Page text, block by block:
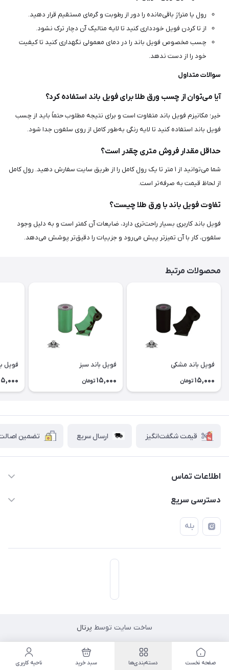
رول یا متراژ باقی‌مانده را دور از رطوبت و گرمای مستقیم قرار دهید.
از تا کردن فویل خودداری کنید تا لایه متالیک آن دچار ترک نشود.
چسب مخصوص فویل باند را در دمای معمولی نگهداری کنید تا کیفیت
خود را از دست ندهد.
سوالات متداول
آیا می‌توان از چسب ورق طلا برای فویل باند استفاده کرد؟
خیر؛ مکانیزم فویل باند متفاوت است و برای نتیجه مطلوب حتماً باید از چسب
فویل باند استفاده کنید تا لایه رنگی به‌طور کامل از روی سلفون جدا شود.
حداقل مقدار فروش متری چقدر است؟
شما می‌توانید از ۱ متر تا یک رول کامل را از طریق سایت سفارش دهید. رول کامل
از لحاظ قیمت به صرفه‌تر است.
تفاوت فویل باند با ورق طلا چیست؟
فویل باند کاربری بسیار راحت‌تری دارد، ضایعات آن کمتر است و به دلیل وجود
سلفون، کار با آن تمیزتر پیش می‌رود و جزییات را دقیق‌تر پوشش می‌دهد.
محصولات مرتبط
فویل باند مشکی
15,000 تومان
فویل باند سبز
15,000 تومان
فویل
قیمت شگفت‌انگیز ارسال سریع تضمین اصالت
اطلاعات تماس
۰۲۱۷۷۰۶۰۰۲۸ ـ ۰۹۱۹۰۰۲۸۲۴۷
فروشگاه آبتین
مسیریابی در اپلیکیشن نشان
دسترسی سریع
حساب کاربری
بله
ساخت سایت توسط پرتال
صفحه نخست دسته‌بندی‌ها سبد خرید ناحیه کاربری